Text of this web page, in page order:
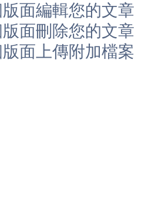
面編輯您的文章
面刪除您的文章
面上傳附加檔案